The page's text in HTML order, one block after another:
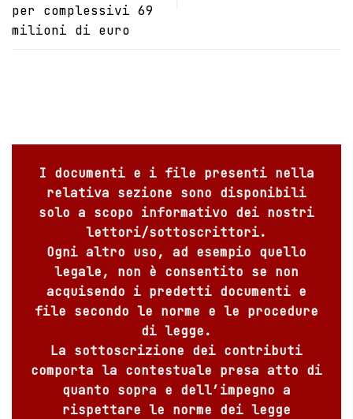
per complessivi 69
milioni di euro
I documenti e i file presenti nella
relativa sezione sono disponibili
solo a scopo informativo dei nostri
lettori/sottoscrittori.
Ogni altro uso, ad esempio quello
legale, non è consentito se non
acquisendo i predetti documenti e
file secondo le norme e le procedure
di legge.
La sottoscrizione dei contributi
comporta la contestuale presa atto di
quanto sopra e dell’impegno a
rispettare le norme dei legge